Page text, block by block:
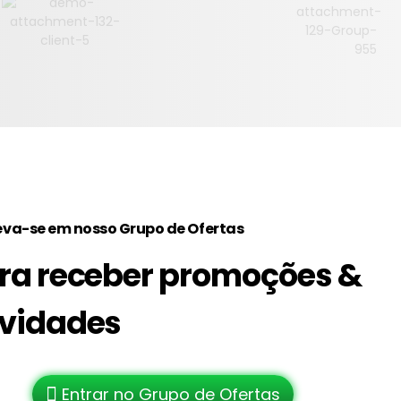
se em nosso Grupo de Ofertas
receber promoções &
Entrar no Grupo de Ofertas